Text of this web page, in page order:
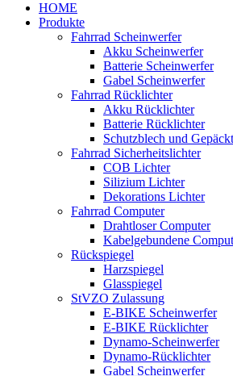
HOME
Produkte
Fahrrad Scheinwerfer
Akku Scheinwerfer
Batterie Scheinwerfer
Gabel Scheinwerfer
Fahrrad Rücklichter
Akku Rücklichter
Batterie Rücklichter
Schutzblech und
Fahrrad Sicherheitslichter
COB Lichter
Silizium Lichter
Dekorations Lichter
Fahrrad Computer
Drahtloser Computer
Kabelgebundene
Rückspiegel
Harzspiegel
Glasspiegel
StVZO Zulassung
E-BIKE Scheinwerfer
E-BIKE Rücklichter
Dynamo-Scheinwerfer
Dynamo-Rücklichter
Gabel Scheinwerfer